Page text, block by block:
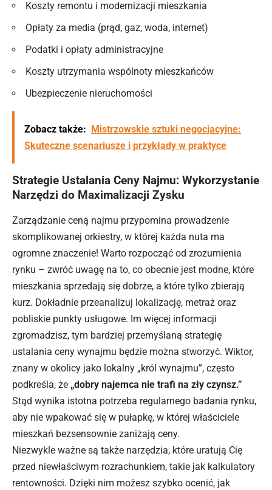
Koszty remontu i modernizacji mieszkania
Opłaty za media (prąd, gaz, woda, internet)
Podatki i opłaty administracyjne
Koszty utrzymania wspólnoty mieszkańców
Ubezpieczenie nieruchomości
Zobacz także:
Mistrzowskie sztuki negocjacyjne:
Skuteczne scenariusze i przykłady w praktyce
Strategie Ustalania Ceny Najmu: Wykorzystanie
Narzędzi do Maximalizacji Zysku
Zarządzanie ceną najmu przypomina prowadzenie
skomplikowanej orkiestry, w której każda nuta ma
ogromne znaczenie! Warto rozpocząć od zrozumienia
rynku – zwróć uwagę na to, co obecnie jest modne, które
mieszkania sprzedają się dobrze, a które tylko zbierają
kurz. Dokładnie przeanalizuj lokalizację, metraż oraz
pobliskie punkty usługowe. Im więcej informacji
zgromadzisz, tym bardziej przemyślaną strategię
ustalania ceny wynajmu będzie można stworzyć. Wiktor,
znany w okolicy jako lokalny „król wynajmu”, często
podkreśla, że „dobry najemca nie trafi na zły czynsz.”
Stąd wynika istotna potrzeba regularnego badania rynku,
aby nie wpakować się w pułapkę, w której właściciele
mieszkań bezsensownie zaniżają ceny.
Niezwykle ważne są także narzędzia, które uratują Cię
przed niewłaściwym rozrachunkiem, takie jak kalkulatory
rentowności. Dzięki nim możesz szybko ocenić, jak